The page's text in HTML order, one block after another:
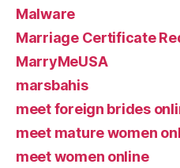
Malware
Marriage Certificate
MarryMeUSA
marsbahis
meet foreign brides
meet mature women
meet women online